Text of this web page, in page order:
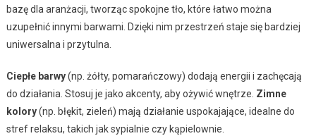
bazę dla aranżacji, tworząc spokojne tło, które łatwo można
uzupełnić innymi barwami. Dzięki nim przestrzeń staje się bardziej
uniwersalna i przytulna.
Ciepłe barwy(np. żółty, pomarańczowy) dodają energii i zachęcają
do działania. Stosuj je jako akcenty, aby ożywić wnętrze. Zimne
kolory(np. błękit, zieleń) mają działanie uspokajające, idealne do
stref relaksu, takich jak sypialnie czy kąpielownie.